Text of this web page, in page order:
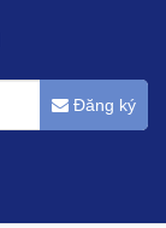
Đăng ký